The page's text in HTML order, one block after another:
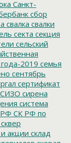
Санкт-
сбор
свалка свалки
секта секция
сельский
2019 семья
сентябрь
сертификат
СИЗО сирена
система
СК РФ по
сквер
акции склад